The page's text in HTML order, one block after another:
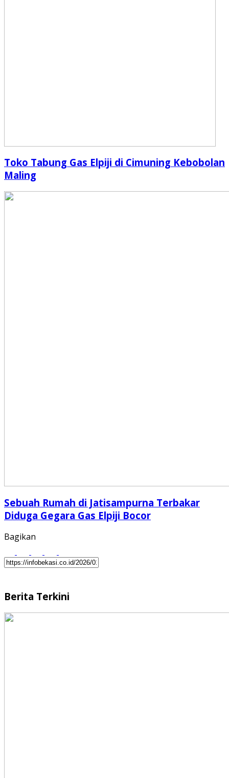
Toko Tabung Gas Elpiji di Cimuning Kebobolan
Maling
Sebuah Rumah di Jatisampurna Terbakar
Diduga Gegara Gas Elpiji Bocor
Bagikan
Berita Terkini